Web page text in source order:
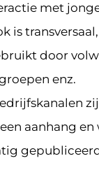
met
is
door
enz.
aanhang en